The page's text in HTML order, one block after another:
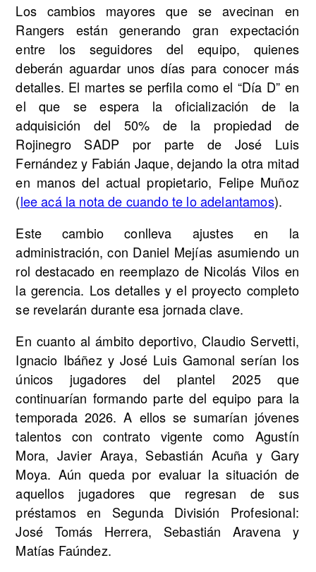
Los cambios mayores que se avecinan en
Rangers están generando gran expectación
entre los seguidores del equipo, quienes
deberán aguardar unos días para conocer más
detalles. El martes se perfila como el “Día D” en
el que se espera la oficialización de la
adquisición del 50% de la propiedad de
Rojinegro SADP por parte de José Luis
Fernández y Fabián Jaque, dejando la otra mitad
en manos del actual propietario, Felipe Muñoz
(lee acá la nota de cuando te lo adelantamos).
Este cambio conlleva ajustes en la
administración, con Daniel Mejías asumiendo un
rol destacado en reemplazo de Nicolás Vilos en
la gerencia. Los detalles y el proyecto completo
se revelarán durante esa jornada clave.
En cuanto al ámbito deportivo, Claudio Servetti,
Ignacio Ibáñez y José Luis Gamonal serían los
únicos jugadores del plantel 2025 que
continuarían formando parte del equipo para la
temporada 2026. A ellos se sumarían jóvenes
talentos con contrato vigente como Agustín
Mora, Javier Araya, Sebastián Acuña y Gary
Moya. Aún queda por evaluar la situación de
aquellos jugadores que regresan de sus
préstamos en Segunda División Profesional:
José Tomás Herrera, Sebastián Aravena y
Matías Faúndez.